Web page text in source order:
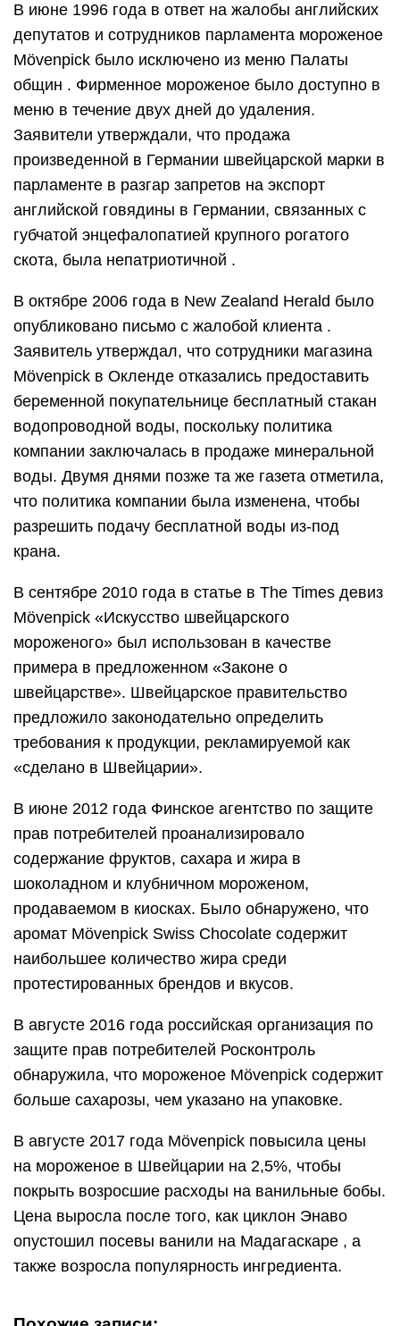
В июне 1996 года в ответ на жалобы английских
депутатов и сотрудников парламента мороженое
Mövenpick было исключено из меню Палаты
общин . Фирменное мороженое было доступно в
меню в течение двух дней до удаления.
Заявители утверждали, что продажа
произведенной в Германии швейцарской марки в
парламенте в разгар запретов на экспорт
английской говядины в Германии, связанных с
губчатой ​​энцефалопатией крупного рогатого
скота, была непатриотичной .
В октябре 2006 года в New Zealand Herald было
опубликовано письмо с жалобой клиента .
Заявитель утверждал, что сотрудники магазина
Mövenpick в Окленде отказались предоставить
беременной покупательнице бесплатный стакан
водопроводной воды, поскольку политика
компании заключалась в продаже минеральной
воды. Двумя днями позже та же газета отметила,
что политика компании была изменена, чтобы
разрешить подачу бесплатной воды из-под
крана.
В сентябре 2010 года в статье в The Times девиз
Mövenpick «Искусство швейцарского
мороженого» был использован в качестве
примера в предложенном «Законе о
швейцарстве». Швейцарское правительство
предложило законодательно определить
требования к продукции, рекламируемой как
«сделано в Швейцарии».
В июне 2012 года Финское агентство по защите
прав потребителей проанализировало
содержание фруктов, сахара и жира в
шоколадном и клубничном мороженом,
продаваемом в киосках. Было обнаружено, что
аромат Mövenpick Swiss Chocolate содержит
наибольшее количество жира среди
протестированных брендов и вкусов.
В августе 2016 года российская организация по
защите прав потребителей Росконтроль
обнаружила, что мороженое Mövenpick содержит
больше сахарозы, чем указано на упаковке.
В августе 2017 года Mövenpick повысила цены
на мороженое в Швейцарии на 2,5%, чтобы
покрыть возросшие расходы на ванильные бобы.
Цена выросла после того, как циклон Энаво
опустошил посевы ванили на Мадагаскаре , а
также возросла популярность ингредиента.